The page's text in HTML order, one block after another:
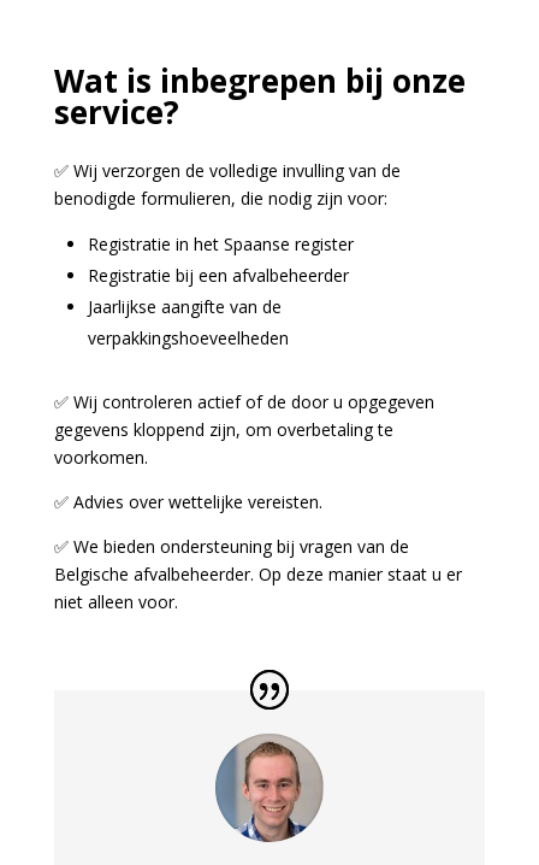
Wat is inbegrepen bij onze
service?
✅ Wij verzorgen de volledige invulling van de
benodigde formulieren, die nodig zijn voor:
Registratie in het Spaanse register
Registratie bij een afvalbeheerder
Jaarlijkse aangifte van de
verpakkingshoeveelheden
✅ Wij controleren actief of de door u opgegeven
gegevens kloppend zijn, om overbetaling te
voorkomen.
✅ Advies over wettelijke vereisten.
✅ We bieden ondersteuning bij vragen van de
Belgische afvalbeheerder. Op deze manier staat u er
niet alleen voor.